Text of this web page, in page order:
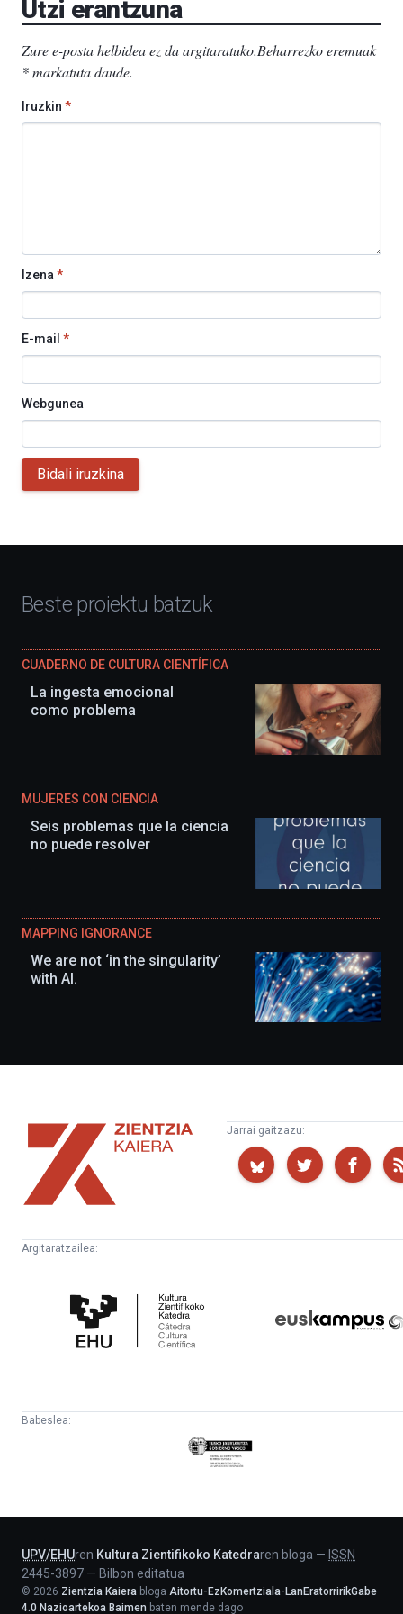
Utzi erantzuna
Zure e-posta helbidea ez da argitaratuko.Beharrezko eremuak
*markatuta daude.
Iruzkin *
Izena *
E-mail *
Webgunea
Bidali iruzkina
Beste proiektu batzuk
CUADERNO DE CULTURA CIENTÍFICA
La ingesta emocional
como problema
MUJERES CON CIENCIA
Seis problemas que la ciencia
no puede resolver
MAPPING IGNORANCE
We are not ‘in the singularity’
with AI.
Zientzia
Kaiera
Jarrai gaitzazu:
Argitaratzailea:
Zientifikoko
Katedra
Babeslea:
Eusko
Jaurlaritza
UPV/EHUren Kultura Zientifikoko Katedraren bloga — ISSN
2445-3897 — Bilbon editatua
© 2026 Zientzia Kaiera bloga Aitortu-EzKomertziala-LanEratorririkGabe
4.0 Nazioartekoa Baimen baten mende dago